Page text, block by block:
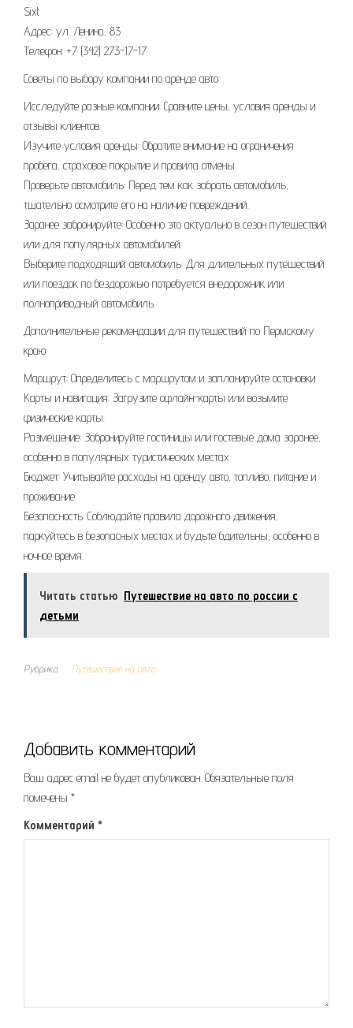
Sixt
Адрес: ул. Ленина, 83
Телефон: +7 (342) 273-17-17
Советы по выбору компании по аренде авто:
Исследуйте разные компании: Сравните цены, условия аренды и
отзывы клиентов.
Изучите условия аренды: Обратите внимание на ограничения
пробега, страховое покрытие и правила отмены.
Проверьте автомобиль: Перед тем как забрать автомобиль,
тщательно осмотрите его на наличие повреждений.
Заранее забронируйте: Особенно это актуально в сезон путешествий
или для популярных автомобилей.
Выберите подходящий автомобиль: Для длительных путешествий
или поездок по бездорожью потребуется внедорожник или
полноприводный автомобиль.
Дополнительные рекомендации для путешествий по Пермскому
краю:
Маршрут: Определитесь с маршрутом и запланируйте остановки.
Карты и навигация: Загрузите офлайн-карты или возьмите
физические карты.
Размещение: Забронируйте гостиницы или гостевые дома заранее,
особенно в популярных туристических местах.
Бюджет: Учитывайте расходы на аренду авто, топливо, питание и
проживание.
Безопасность: Соблюдайте правила дорожного движения,
паркуйтесь в безопасных местах и будьте бдительны, особенно в
ночное время.
Читать статью Путешествие на авто по россии с
детьми
Рубрика Путешествие на авто
Добавить комментарий
Ваш адрес email не будет опубликован. Обязательные поля
помечены *
Комментарий *